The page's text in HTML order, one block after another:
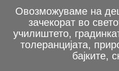
Овозможуваме на
зачекорат во
училиштето,
толеранцијата,
бајките,